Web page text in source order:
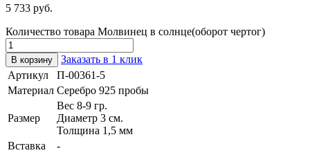
5 733 руб.
Количество товара Молвинец в солнце(оборот чертог)
В корзину
Заказать в 1 клик
Артикул
П-00361-5
Материал Серебро 925 пробы
Размер
Вес 8-9 гр.
Диаметр 3 см.
Толщина 1,5 мм
Вставка
-